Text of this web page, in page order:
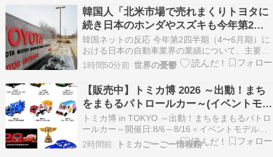
韓国人「北米市場で売れまくりトヨタに
続き日本のホンダやスズキも今年第2四
半期に大幅な黒字を記録！」→「あまり
にも見事なV字回復‥」
韓国ネットの反応 今年第2四半期（4〜6月期）に
おける日本の自動車業界の業績について、主要メ
ディアが報じています。伝えられているところに
よると、トヨタや日産に続き、ホンダやスズキな
どの大手自動車メーカーも市場の予想を上回る好
決算や黒字を記録し、業界全体で業績改善のトレ
ンドが広が…
1時間50分前 世界の憂鬱
【販売中】トミカ博 2026 ～出動！まち
をまもるパトロールカー～(イベントモデ
ル/カーズ)(8/6発売)
トミカ博 in TOKYO ～出動！まちをまもるパトロ
ールカー～開催日:8/6～8/16＜イベントモデル＞
イベントモデル NO.31 トヨタ ランドクルーザー
300 パトロールカーイベント
2時間前 トミカごーごー情報館